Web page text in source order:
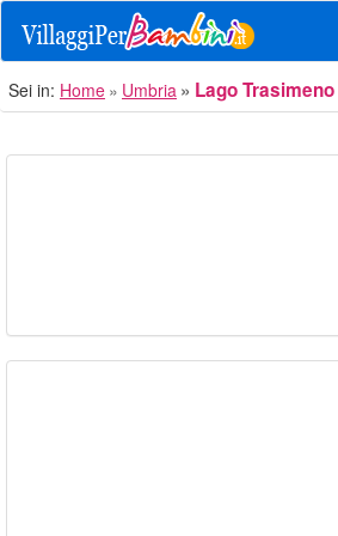
Sei in: Home Umbria Lago Trasimeno